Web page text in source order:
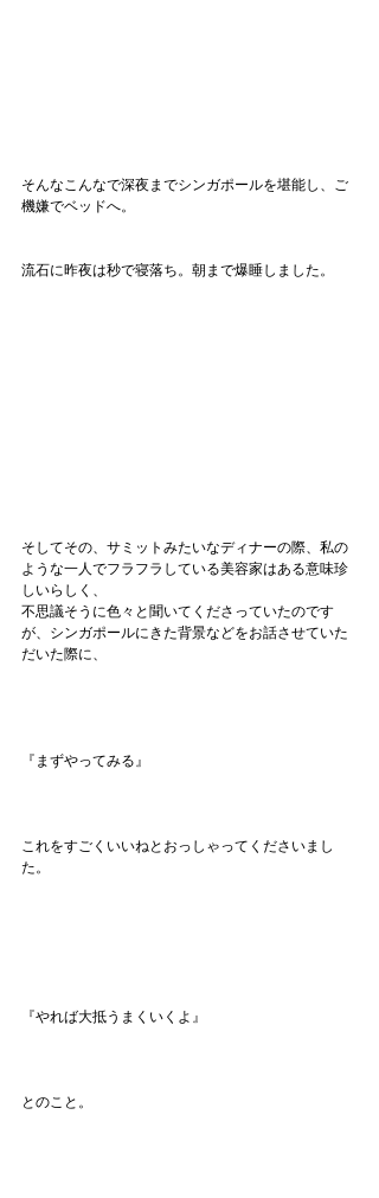
そんなこんなで深夜までシンガポールを堪能し、ご
機嫌でベッドへ。
流石に昨夜は秒で寝落ち。朝まで爆睡しました。
そしてその、サミットみたいなディナーの際、私の
ような一人でフラフラしている美容家はある意味珍
しいらしく、
不思議そうに色々と聞いてくださっていたのです
が、シンガポールにきた背景などをお話させていた
だいた際に、
『まずやってみる』
これをすごくいいねとおっしゃってくださいまし
た。
『やれば大抵うまくいくよ』
とのこと。